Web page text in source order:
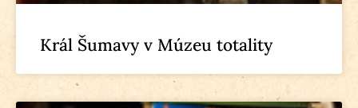
Král Šumavy v Múzeu totality